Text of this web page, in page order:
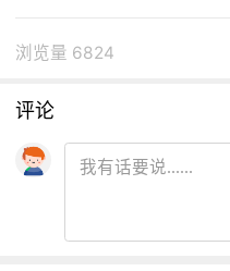
浏览量 6824
评论